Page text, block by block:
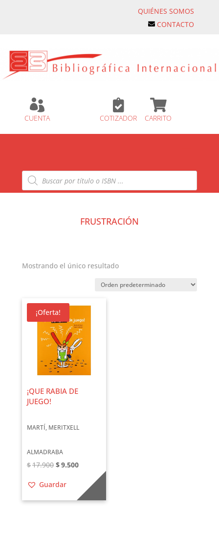
QUIÉNES SOMOS
CONTACTO

CUENTA

COTIZADOR

CARRITO
Búsqueda
de
productos
FRUSTRACIÓN
Mostrando el único resultado
¡Oferta!
¡QUE RABIA DE
JUEGO!
MARTÍ, MERITXELL
ALMADRABA
$17.900 El
original
era:
$9.500El
precio
actual
es:
Guardar